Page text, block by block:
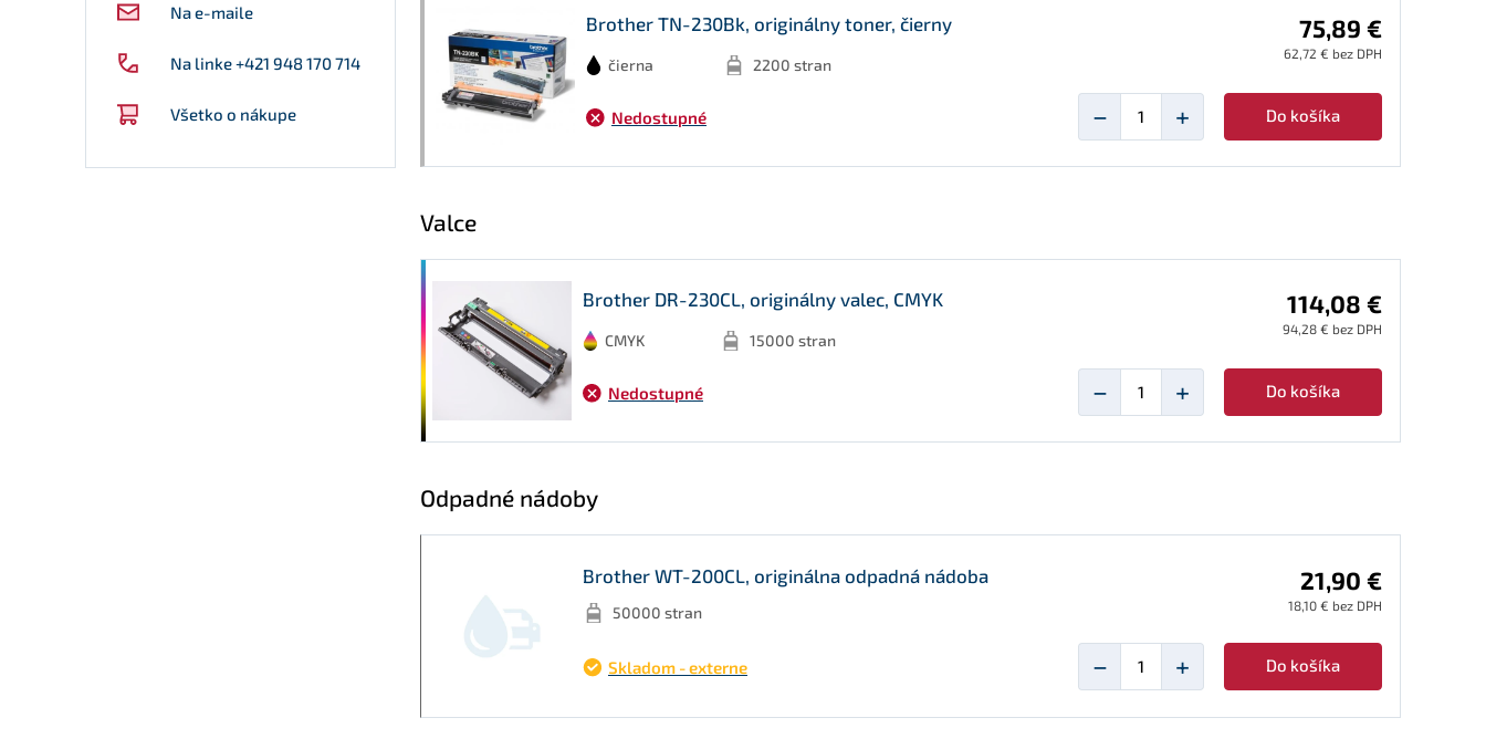
Na e-maile
Na linke +421 948 170 714
Všetko o nákupe
Brother TN-230Bk, originálny toner, čierny
čierna 2200 stran
75,89 €
62,72 € bez DPH
Nedostupné − + Do košíka
Valce
Brother DR-230CL, originálny valec, CMYK
CMYK 15000 stran
114,08 €
94,28 € bez DPH
Nedostupné − + Do košíka
Odpadné nádoby
Brother WT-200CL, originálna odpadná nádoba
50000 stran
21,90 €
18,10 € bez DPH
Skladom - externe − + Do košíka